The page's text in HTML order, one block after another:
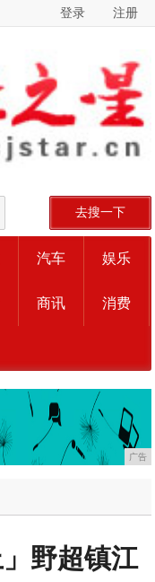
登录 注册
去搜一下
汽车 娱乐
商讯 消费
广告
野超镇江